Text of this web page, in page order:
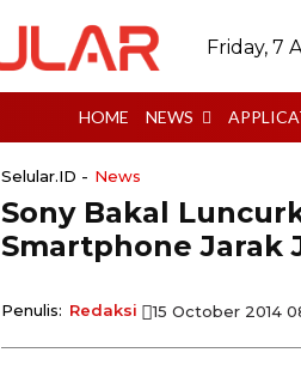
Friday, 7
HOME NEWS
Selular.ID - News
Sony Bakal
Smartphone Jarak
Penulis: Redaksi 15 October 2014